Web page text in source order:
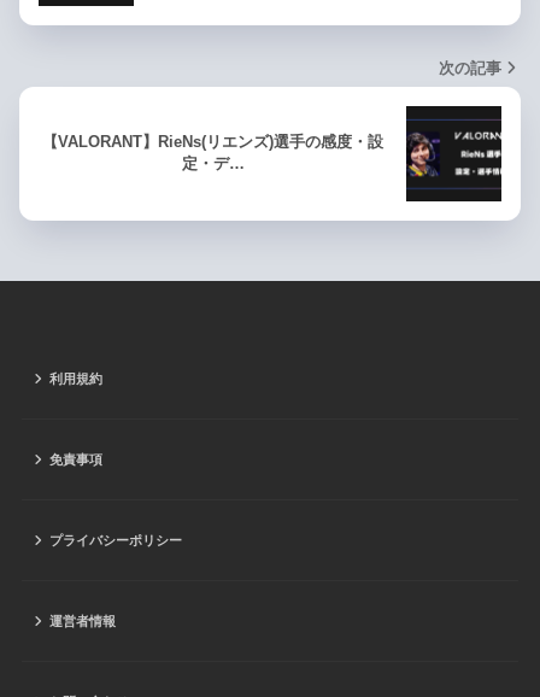
次の記事
【VALORANT】RieNs(リエンズ)選手の感度・設
定・デ…
利用規約
免責事項
プライバシーポリシー
運営者情報